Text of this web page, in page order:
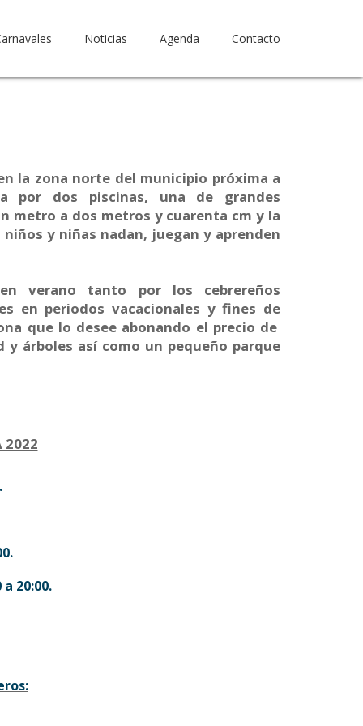
Noticias Agenda Contacto
la zona norte del municipio próxima a
por dos piscinas, una de grandes
metro a dos metros y cuarenta cm y la
y niñas nadan, juegan y aprenden
verano tanto por los cebrereños
en periodos vacacionales y fines de
que lo desee abonando el precio de
y árboles así como un pequeño parque
2022
20:00.